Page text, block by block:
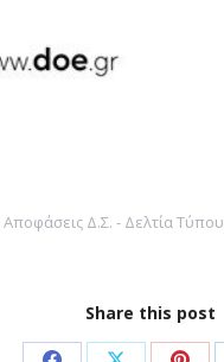
Αποφάσεις Δ.Σ. - Δελτία Τύπου
Share this post